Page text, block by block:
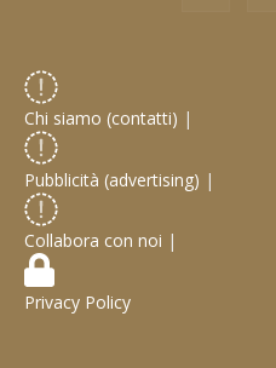
Chi siamo (contatti) |
Pubblicità (advertising) |
Collabora con noi |
Privacy Policy